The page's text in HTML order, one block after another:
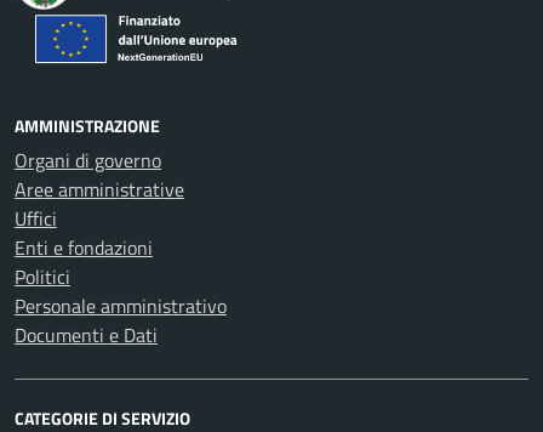
AMMINISTRAZIONE
Organi di governo
Aree amministrative
Uffici
Enti e fondazioni
Politici
Personale amministrativo
Documenti e Dati
CATEGORIE DI SERVIZIO